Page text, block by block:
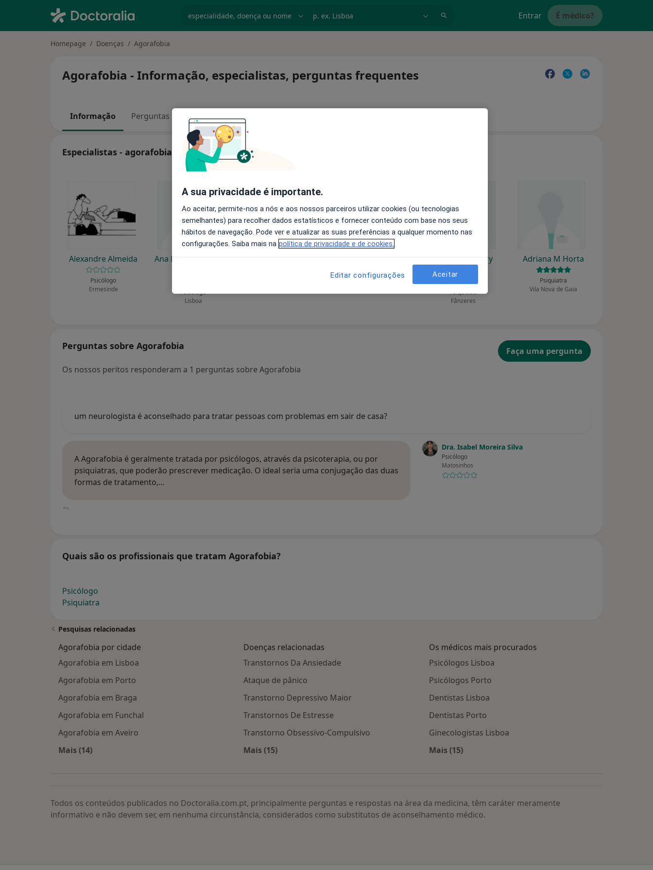
Entrar É médico?
Homepage Doenças Agorafobia
Agorafobia - Informação, especialistas, perguntas frequentes
Informação Perguntas & Respostas
Especialistas - agorafobia
Alexandre Almeida
Psicólogo
Ermesinde
Ana Mafalda Almeida
Psicólogo
Lisboa
Psiquiatra
Adrián Gramary
Cancelas
Psiquiatra
Fânzeres
Adriana M Horta
Psiquiatra
Vila Nova de Gaia
Perguntas sobre Agorafobia
Faça uma pergunta
Os nossos peritos responderam a 1 perguntas sobre Agorafobia
um neurologista é aconselhado para tratar pessoas com problemas em sair de casa?
Dra. Isabel Moreira Silva
Psicólogo
Matosinhos
A Agorafobia é geralmente tratada por psicólogos, através da psicoterapia, ou por
psiquiatras, que poderão prescrever medicação. O ideal seria uma conjugação das duas
formas de tratamento,…
Quais são os profissionais que tratam Agorafobia?
Psicólogo
Psiquiatra
Pesquisas relacionadas
Agorafobia por cidade
Agorafobia em Lisboa
Agorafobia em Porto
Agorafobia em Braga
Agorafobia em Funchal
Agorafobia em Aveiro
Mais (14)
Doenças relacionadas
Transtornos Da Ansiedade
Ataque de pânico
Transtorno Depressivo Maior
Transtornos De Estresse
Transtorno Obsessivo-Compulsivo
Mais (15)
Os médicos mais procurados
Psicólogos Lisboa
Psicólogos Porto
Dentistas Lisboa
Dentistas Porto
Ginecologistas Lisboa
Mais (15)
Todos os conteúdos publicados no Doctoralia.com.pt, principalmente perguntas e respostas na área da medicina, têm caráter meramente
informativo e não devem ser, em nenhuma circunstância, considerados como substitutos de aconselhamento médico.
A sua privacidade é importante.
Ao aceitar, permite-nos a nós e aos nossos parceiros utilizar cookies (ou tecnologias
semelhantes) para recolher dados estatísticos e fornecer conteúdo com base nos seus
hábitos de navegação. Pode ver e atualizar as suas preferências a qualquer momento nas
configurações. Saiba mais na política de privacidade e de cookies.
Editar configurações Aceitar